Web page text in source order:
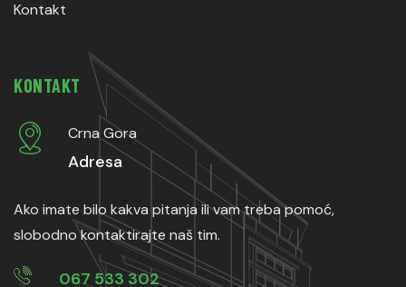
Kontakt
KONTAKT
Crna Gora
Adresa
Ako imate bilo kakva pitanja ili vam treba pomoć,
slobodno kontaktirajte naš tim.
067 533 302